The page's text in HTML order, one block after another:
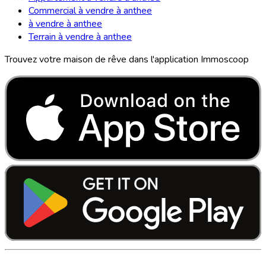
Commercial à vendre à anthee
à vendre à anthee
Terrain à vendre à anthee
Trouvez votre maison de rêve dans l'application Immoscoop